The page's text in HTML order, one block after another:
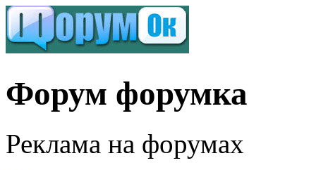
Форум форумка
Реклама на форумах